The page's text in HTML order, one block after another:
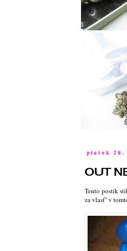
piatok 28.
OUT
Tento postík
za vlasť" v